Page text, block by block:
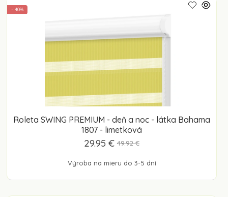
Roleta SWING PREMIUM - deň a noc - látka Bahama
1807 - limetková
- 40%
Výroba na mieru do 3-5 dní
29.95 € 49.92 €